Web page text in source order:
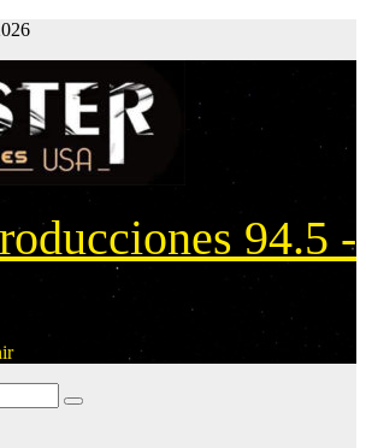
94.5 -